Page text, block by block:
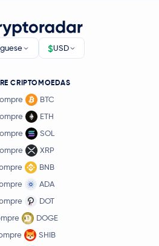
$USD
CRIPTOMOEDAS
BTC
ETH
SOL
XRP
BNB
ADA
DOT
DOGE
SHIB